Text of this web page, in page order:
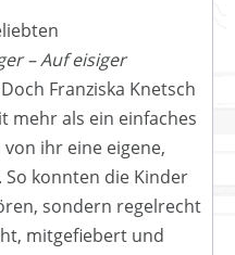
– Auf eisiger
Franziska Knetsch
mehr als ein einfaches
von ihr eine eigene,
konnten die Kinder
sondern regelrecht
mitgefiebert und